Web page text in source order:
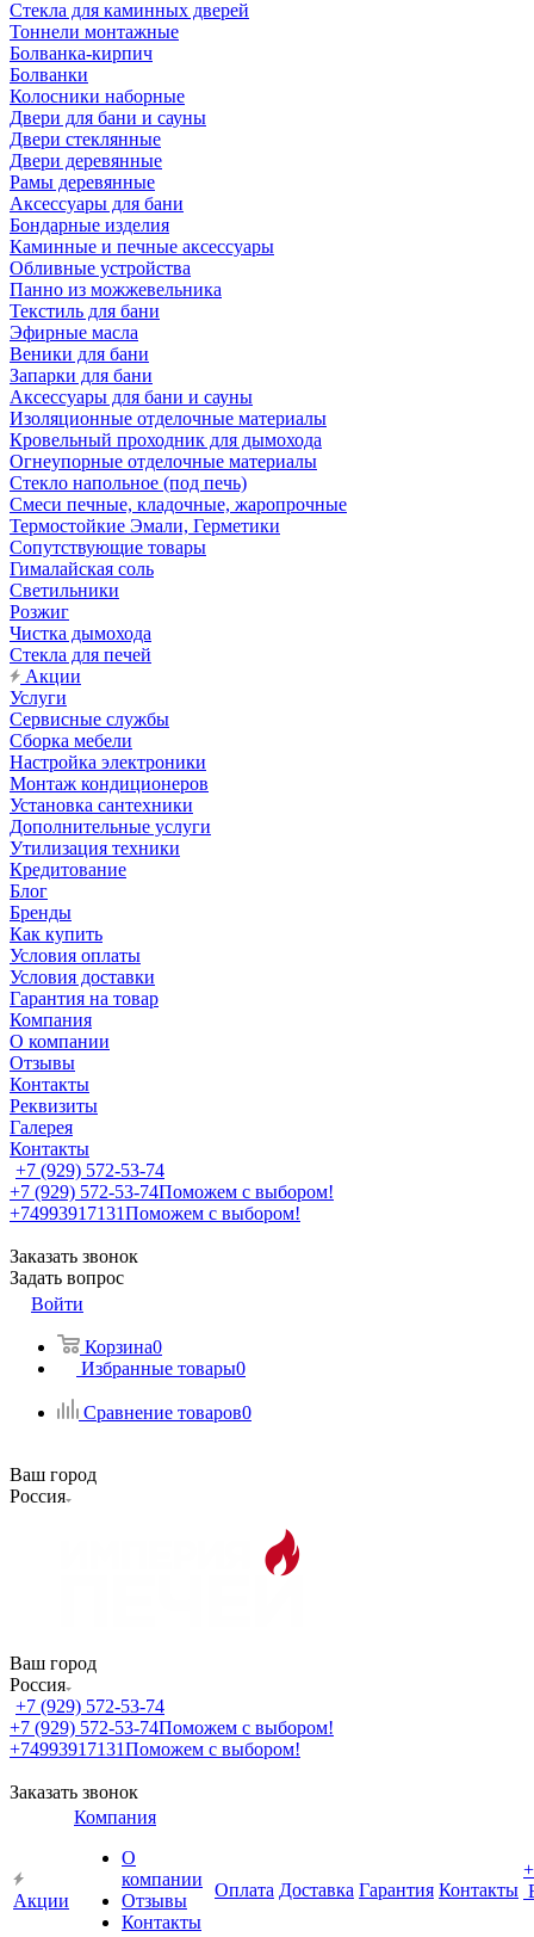
Стекла для каминных дверей
Тоннели монтажные
Болванка-кирпич
Болванки
Колосники наборные
Двери для бани и сауны
Двери стеклянные
Двери деревянные
Рамы деревянные
Аксессуары для бани
Бондарные изделия
Каминные и печные аксессуары
Обливные устройства
Панно из можжевельника
Текстиль для бани
Эфирные масла
Веники для бани
Запарки для бани
Аксессуары для бани и сауны
Изоляционные отделочные материалы
Кровельный проходник для дымохода
Огнеупорные отделочные материалы
Стекло напольное (под печь)
Смеси печные, кладочные, жаропрочные
Термостойкие Эмали, Герметики
Сопутствующие товары
Гималайская соль
Светильники
Розжиг
Чистка дымохода
Стекла для печей
Акции
Услуги
Сервисные службы
Сборка мебели
Настройка электроники
Монтаж кондиционеров
Установка сантехники
Дополнительные услуги
Утилизация техники
Кредитование
Блог
Бренды
Как купить
Условия оплаты
Условия доставки
Гарантия на товар
Компания
О компании
Отзывы
Контакты
Реквизиты
Галерея
Контакты
+7 (929) 572-53-74
+7 (929) 572-53-74Поможем с выбором!
+74993917131Поможем с выбором!
Заказать звонок
Задать вопрос
Войти
Корзина0
Избранные товары0
Сравнение товаров0
Ваш город
Россия
Ваш город
Россия
+7 (929) 572-53-74
+7 (929) 572-53-74Поможем с выбором!
+74993917131Поможем с выбором!
Заказать звонок
Акции
Компания
О
компании
Отзывы
Контакты
Оплата Доставка Гарантия Контакты
+